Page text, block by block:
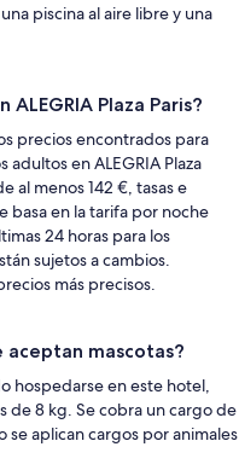
piscina al aire libre y una
Plaza Paris?
precios encontrados para
adultos en ALEGRIA Plaza
al menos 142 €, tasas e
basa en la tarifa por noche
24 horas para los
sujetos a cambios.
más precisos.
aceptan mascotas?
hospedarse en este hotel,
de 8 kg. Se cobra un cargo de
se aplican cargos por animales